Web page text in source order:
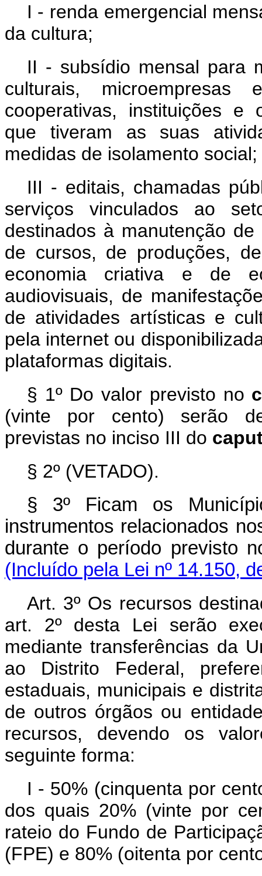
I - renda emergencial
da cultura;
II - subsídio mensal para
culturais, microempresas
cooperativas, instituições e
que tiveram as suas
medidas de isolamento social;
III - editais, chamadas
serviços vinculados ao
destinados à manutenção
de cursos, de produções,
economia criativa e de
audiovisuais, de
de atividades artísticas e
pela internet ou
plataformas digitais.
§ 1º Do valor previsto no
(vinte por cento) serão
previstas no inciso III do
§ 2º (VETADO).
§ 3º Ficam os
instrumentos relacionados
durante o período previsto
(Incluído pela Lei nº 14.150,
Art. 3º Os recursos
art. 2º desta Lei serão
mediante transferências da
ao Distrito Federal,
estaduais, municipais e
de outros órgãos ou
recursos, devendo os
seguinte forma:
I - 50% (cinquenta por
dos quais 20% (vinte por
rateio do Fundo de
(FPE) e 80% (oitenta por